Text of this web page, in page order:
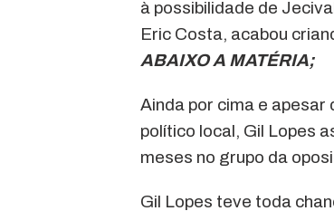
à possibilidade de
Eric Costa, acabou
ABAIXO A MATÉRIA;
Ainda por cima e apesar
político local, Gil Lopes
meses no grupo da
Gil Lopes teve toda